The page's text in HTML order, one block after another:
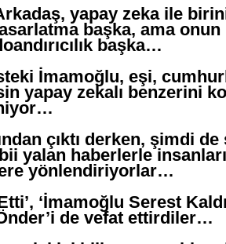
yapay zeka ile
başka, ama
başka…
İmamoğlu, eşi,
yapay zekalı benzerini
çıktı derken, şimdi
yalan haberlerle
yönlendiriyorlar…
‘İmamoğlu Serest
de vefat ettirdiler…